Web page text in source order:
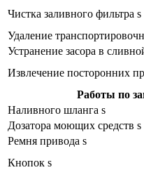
Чистка заливного фильтра s
Удаление
Устранение засора в
Извлечение посторонних
Работы по
Наливного шланга s
Дозатора моющих средств s
Ремня привода s
Кнопок s